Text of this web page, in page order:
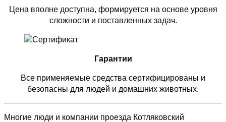
Цена вполне доступна, формируется на основе уровня
сложности и поставленных задач.
Гарантии
Все применяемые средства сертифицированы и
безопасны для людей и домашних животных.
Многие люди и компании проезда Котляковский